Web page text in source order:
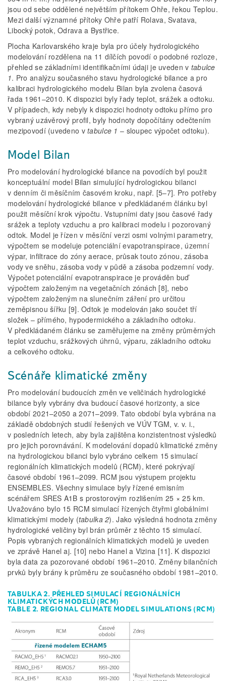
jsou od sebe oddělené největším přítokem Ohře, řekou Teplou.
Mezi další významné přítoky Ohře patří Rolava, Svatava,
Libocký potok, Odrava a Bystřice.
Plocha Karlovarského kraje byla pro účely hydrologického
modelování rozdělena na 11 dílčích povodí o podobné rozloze,
přehled se základními identifikačními údaji je uveden v tabulce
1. Pro analýzu současného stavu hydrologické bilance a pro
kalibraci hydrologického modelu Bilan byla zvolena časová
řada 1961–2010. K dispozici byly řady teplot, srážek a odtoku.
V případech, kdy nebyly k dispozici hodnoty odtoku přímo pro
vybraný uzávěrový profil, byly hodnoty dopočítány odečtením
mezipovodí (uvedeno vtabulce 1 – sloupec výpočet odtoku).
Model Bilan
Pro modelování hydrologické bilance na povodích byl použit
konceptuální model Bilan simulující hydrologickou bilanci
v denním či měsíčním časovém kroku, např. [5–7]. Pro potřeby
modelování hydrologické bilance v předkládaném článku byl
použit měsíční krok výpočtu. Vstupními daty jsou časové řady
srážek a teploty vzduchu a pro kalibraci modelu i pozorovaný
odtok. Model je řízen v měsíční verzi osmi volnými parametry,
výpočtem se modeluje potenciální evapotranspirace, územní
výpar, infiltrace do zóny aerace, průsak touto zónou, zásoba
vody ve sněhu, zásoba vody v půdě a zásoba podzemní vody.
Výpočet potenciální evapotranspirace je prováděn buď
výpočtem založeným na vegetačních zónách [8], nebo
výpočtem založeným na slunečním záření pro určitou
zeměpisnou šířku [9]. Odtok je modelován jako součet tří
složek – přímého, hypodermického a základního odtoku.
V předkládaném článku se zaměřujeme na změny průměrných
teplot vzduchu, srážkových úhrnů, výparu, základního odtoku
a celkového odtoku.
Scénáře klimatické změny
Pro modelování budoucích změn ve veličinách hydrologické
bilance byly vybrány dva budoucí časové horizonty, a sice
období 2021–2050 a 2071–2099. Tato období byla vybrána na
základě obdobných studií řešených ve VÚV TGM, v. v. i.,
v posledních letech, aby byla zajištěna konzistentnost výsledků
pro jejich porovnávání. K modelování dopadů klimatické změny
na hydrologickou bilanci bylo vybráno celkem 15 simulací
regionálních klimatických modelů (RCM), které pokrývají
časové období 1961–2099. RCM jsou výstupem projektu
ENSEMBLES. Všechny simulace byly řízené emisním
scénářem SRES A1B s prostorovým rozlišením 25 × 25 km.
Uvažováno bylo 15 RCM simulací řízených čtyřmi globálními
klimatickými modely (tabulka 2). Jako výsledná hodnota změny
hydrologické veličiny byl brán průměr z těchto 15 simulací.
Popis vybraných regionálních klimatických modelů je uveden
ve zprávě Hanel aj. [10] nebo Hanel a Vizina [11]. K dispozici
byla data za pozorované období 1961–2010. Změny bilančních
prvků byly brány k průměru ze současného období 1981–2010.
TABULKA 2. PŘEHLED SIMULACÍ REGIONÁLNÍCH
KLIMATICKÝCH MODELŮ (RCM)
TABLE 2. REGIONAL CLIMATE MODEL SIMULATIONS (RCM)